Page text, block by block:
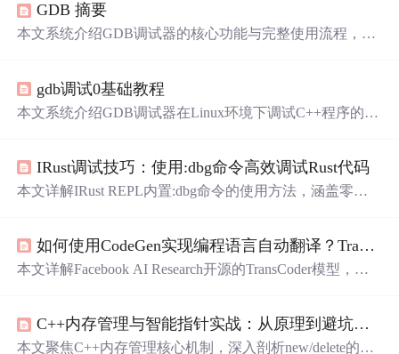
GDB 摘要
本文系统介绍GDB调试器的核心功能与完整使用流程，涵
归阶乘程序为实战案例，详细演示从编译带调试信息、定
位逻辑错误（如错误函数调用）到修复验证的全过程。同
gdb调试0基础教程
本文系统介绍GDB调试器在Linux环境下调试C++程序的核
inish）、变量与堆栈查看、命令行参数传递、汇编级调试
等关键技术点，并通过阶乘溢出实例完整演示问题定位全
IRust调试技巧：使用:dbg命令高效调试Rust代码
本文详解IRust REPL内置:dbg命令的使用方法，涵盖零配
析其通过临时代码生成、带调试符号编译和断点自动设置
实现的底层原理，同时提供调试器安装、无响应处理与调
如何使用CodeGen实现编程语言自动翻译？TransCoder实战教程
本文详解Facebook AI Research开源的TransCoder模型，基
量处理、CA@1与BLEU评估指标、BPE自定义、模型微调
及GPU加速等核心技术要点，并分析其在遗留系统迁移、
C++内存管理与智能指针实战：从原理到避坑指南
本文聚焦C++内存管理核心机制，深入剖析new/delete的手